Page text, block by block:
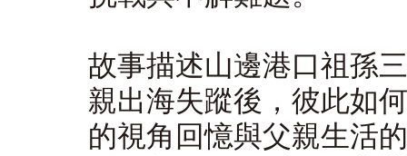
故事描述山邊港口祖孫
親出海失蹤後，彼此如
的視角回憶與父親生活